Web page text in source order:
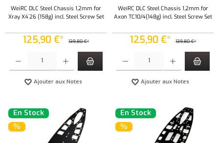
WeiRC DLC Steel Chassis 1,2mm for
Xray X4`26 (158g) incl. Steel Screw Set
125,90 €* 139,80 €*
Ajouter aux Notes
WeiRC DLC Steel Chassis 1,2mm for
Axon TC10/4(148g) incl. Steel Screw Set
125,90 €* 139,80 €*
Ajouter aux Notes
En Stock
%
En Stock
%